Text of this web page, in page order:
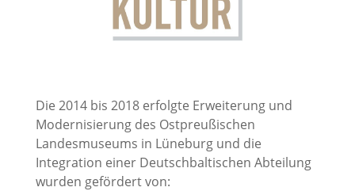
Die 2014 bis 2018 erfolgte Erweiterung und
Modernisierung des Ostpreußischen
Landesmuseums in Lüneburg und die
Integration einer Deutschbaltischen Abteilung
wurden gefördert von: